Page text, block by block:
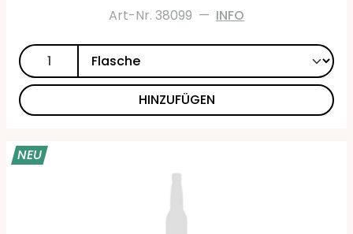
Art-Nr. 38099 — INFO
HINZUFÜGEN
NEU